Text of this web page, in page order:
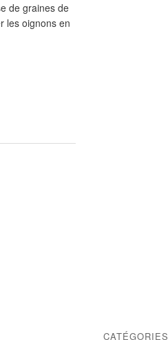
de graines de
les oignons en
CATÉGORIES